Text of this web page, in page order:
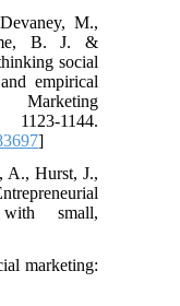
M.,
B. J. &
social
and empirical
Marketing
1144.
A., Hurst, J.,
with small,
marketing: